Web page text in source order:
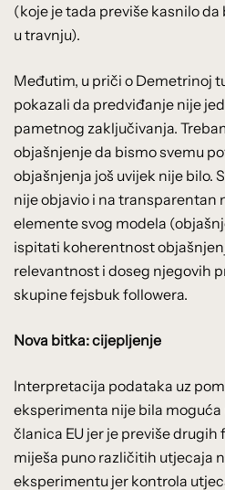
(koje je tada previše kasnilo
u travnju).
Međutim, u priči o Demetrinoj
pokazali da predviđanje nije
pametnog zaključivanja.
objašnjenje da bismo svemu
objašnjenja još uvijek nije bilo.
nije objavio i na transparentan
elemente svog modela
ispitati koherentnost
relevantnost i doseg njegovih
skupine fejsbuk followera.
Nova bitka: cijepljenje
Interpretacija podataka uz
eksperimenta nije bila moguća
članica EU jer je previše drugih
miješa puno različitih utjecaja
eksperimentu jer kontrola